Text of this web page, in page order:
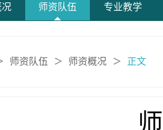
况 师资队伍 专业教学
师资队伍 ＞ 师资概况 ＞ 正文